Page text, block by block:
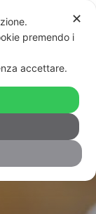
Le
di
✕
premendo i
accettare.